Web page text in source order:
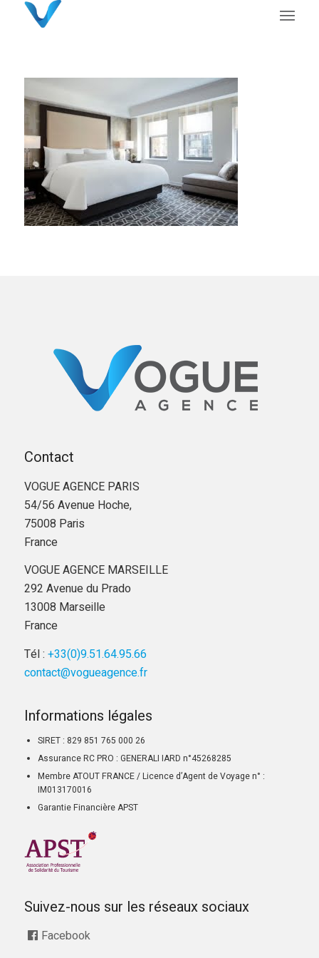
Contact
VOGUE AGENCE PARIS
54/56 Avenue Hoche,
75008 Paris
France
VOGUE AGENCE MARSEILLE
292 Avenue du Prado
13008 Marseille
France
Tél : +33(0)9.51.64.95.66
contact@vogueagence.fr
Informations légales
SIRET : 829 851 765 000 26
Assurance RC PRO : GENERALI IARD n°45268285
Membre ATOUT FRANCE / Licence d’Agent de Voyage n° :
IM013170016
Garantie Financière APST
Suivez-nous sur les réseaux sociaux
Facebook